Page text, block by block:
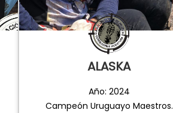
ALASKA
Año: 2024
Campeón Uruguayo Maestros.